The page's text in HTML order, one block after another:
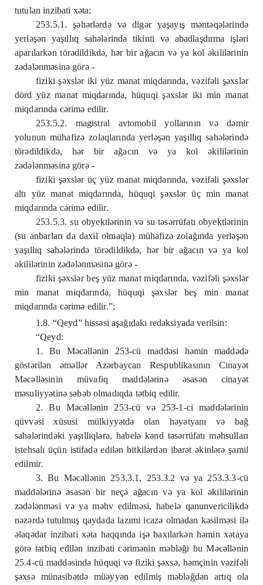
tutulan inzibati xəta:
253.5.1. şəhərlərdə və digər yaşayış məntəqələrində
yerləşən yaşıllıq sahələrində tikinti və abadlaşdırma işləri
aparılarkən törədildikdə, hər bir ağacın və ya kol əkililərinin
zədələnməsinə görə -
fiziki şəxslər iki yüz manat miqdarında, vəzifəli şəxslər
dörd yüz manat miqdarında, hüquqi şəxslər iki min manat
miqdarında cərimə edilir.
253.5.2. magistral avtomobil yollarının və dəmir
yolunun mühafizə zolaqlarında yerləşən yaşıllıq sahələrində
törədildikdə, hər bir ağacın və ya kol əkililərinin
zədələnməsinə görə -
fiziki şəxslər üç yüz manat miqdarında, vəzifəli şəxslər
altı yüz manat miqdarında, hüquqi şəxslər üç min manat
miqdarında cərimə edilir.
253.5.3. su obyektlərinin və su təsərrüfatı obyektlərinin
(su anbarları da daxil olmaqla) mühafizə zolağında yerləşən
yaşıllıq sahələrində törədildikdə, hər bir ağacın və ya kol
əkililərinin zədələnməsinə görə -
fiziki şəxslər beş yüz manat miqdarında, vəzifəli şəxslər
min manat miqdarında, hüquqi şəxslər beş min manat
miqdarında cərimə edilir.”;
1.8. “Qeyd” hissəsi aşağıdakı redaksiyada verilsin:
“Qeyd:
1. Bu Məcəllənin 253-cü maddəsi həmin maddədə
göstərilən əməllər Azərbaycan Respublikasının Cinayət
Məcəlləsinin müvafiq maddələrinə əsasən cinayət
məsuliyyətinə səbəb olmadıqda tətbiq edilir.
2. Bu Məcəllənin 253-cü və 253-1-ci maddələrinin
qüvvəsi xüsusi mülkiyyətdə olan həyətyanı və bağ
sahələrindəki yaşıllıqlara, habelə kənd təsərrüfatı məhsulları
istehsalı üçün istifadə edilən bitkilərdən ibarət əkinlərə şamil
edilmir.
3. Bu Məcəllənin 253.3.1, 253.3.2 və ya 253.3.3-cü
maddələrinə əsasən bir neçə ağacın və ya kol əkililərinin
zədələnməsi və ya məhv edilməsi, habelə qanunvericilikdə
nəzərdə tutulmuş qaydada lazımi icazə olmadan kəsilməsi ilə
əlaqədar inzibati xəta haqqında işə baxılarkən həmin xətaya
görə tətbiq edilən inzibati cərimənin məbləği bu Məcəllənin
25.4-cü maddəsində hüquqi və fiziki şəxsə, həmçinin vəzifəli
şəxsə münasibətdə müəyyən edilmiş məbləğdən artıq ola